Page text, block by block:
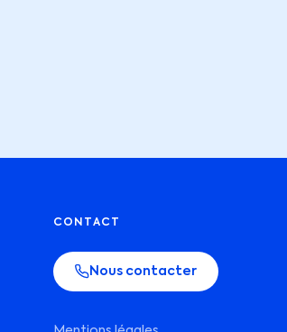
CONTACT
Nous contacter